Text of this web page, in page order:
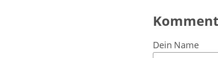
Dein Name